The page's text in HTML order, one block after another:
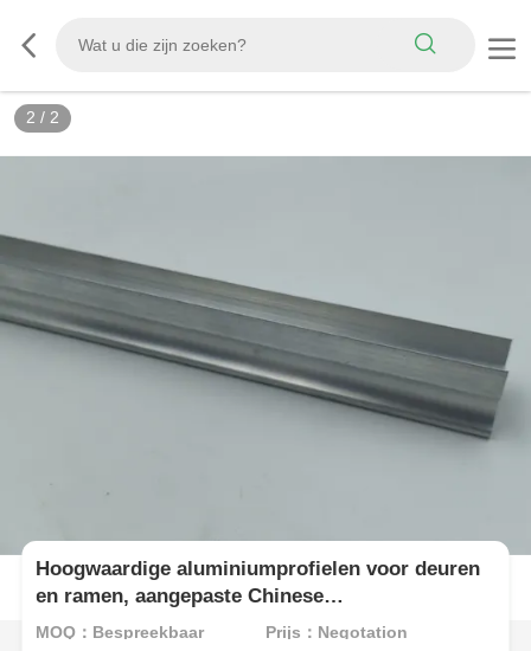
2 / 2
Hoogwaardige aluminiumprofielen voor deuren
en ramen, aangepaste Chinese
aluminiumprofielen, leverancier van
MOQ：Bespreekbaar Prijs：Negotation